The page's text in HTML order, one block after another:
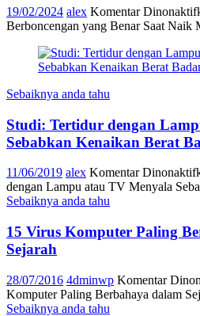
19/02/2024 alex Komentar
Berboncengan yang Benar Saat Naik
Sebaiknya anda tahu
Studi: Tertidur dengan
Sebabkan Kenaikan Berat
11/06/2019 alex Komentar
dengan Lampu atau TV Menyala
Sebaiknya anda tahu
15 Virus Komputer Paling
Sejarah
28/07/2016 4dminwp Komentar
Komputer Paling Berbahaya dalam
Sebaiknya anda tahu